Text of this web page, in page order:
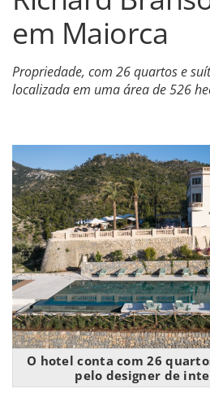
em Maiorca
Propriedade, com 26 quartos e
localizada em uma área de 526
O hotel conta com 26
pelo designer de